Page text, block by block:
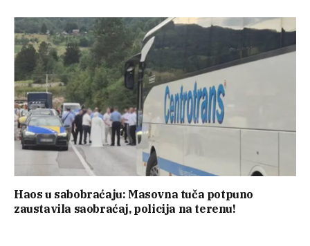
Haos u sabobraćaju: Masovna tuča potpuno
zaustavila saobraćaj, policija na terenu!